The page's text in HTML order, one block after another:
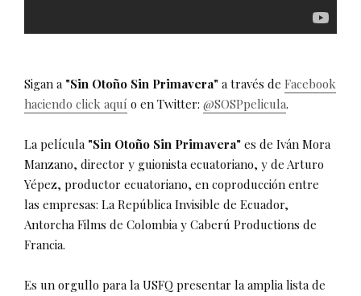
Sigan a "Sin Otoño Sin Primavera" a través de Facebook
haciendo click aquí o en Twitter: @SOSPpelicula.
La película "Sin Otoño Sin Primavera" es de Iván Mora
Manzano, director y guionista ecuatoriano, y de Arturo
Yépez, productor ecuatoriano, en coproducción entre
las empresas: La República Invisible de Ecuador,
Antorcha Films de Colombia y Caberú Productions de
Francia.
Es un orgullo para la USFQ presentar la amplia lista de